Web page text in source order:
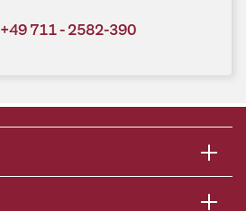
+49 711 - 2582-390